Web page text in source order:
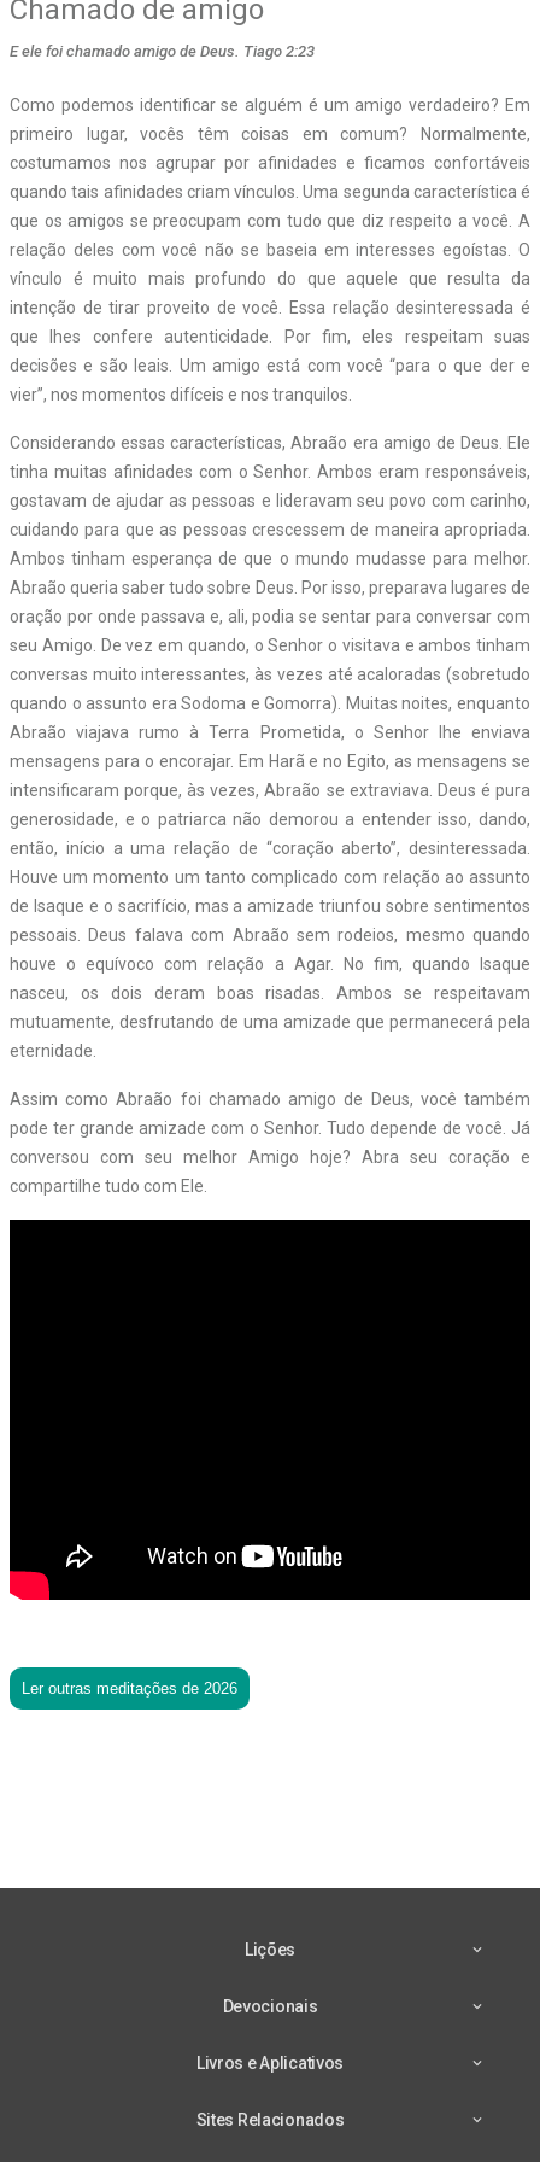
Chamado de amigo
E ele foi chamado amigo de Deus. Tiago 2:23
Como podemos identificar se alguém é um amigo verdadeiro? Em
primeiro lugar, vocês têm coisas em comum? Normalmente,
costumamos nos agrupar por afinidades e ficamos confortáveis
quando tais afinidades criam vínculos. Uma segunda característica é
que os amigos se preocupam com tudo que diz respeito a você. A
relação deles com você não se baseia em interesses egoístas. O
vínculo é muito mais profundo do que aquele que resulta da
intenção de tirar proveito de você. Essa relação desinteressada é
que lhes confere autenticidade. Por fim, eles respeitam suas
decisões e são leais. Um amigo está com você “para o que der e
vier”, nos momentos difíceis e nos tranquilos.
Considerando essas características, Abraão era amigo de Deus. Ele
tinha muitas afinidades com o Senhor. Ambos eram responsáveis,
gostavam de ajudar as pessoas e lideravam seu povo com carinho,
cuidando para que as pessoas crescessem de maneira apropriada.
Ambos tinham esperança de que o mundo mudasse para melhor.
Abraão queria saber tudo sobre Deus. Por isso, preparava lugares de
oração por onde passava e, ali, podia se sentar para conversar com
seu Amigo. De vez em quando, o Senhor o visitava e ambos tinham
conversas muito interessantes, às vezes até acaloradas (sobretudo
quando o assunto era Sodoma e Gomorra). Muitas noites, enquanto
Abraão viajava rumo à Terra Prometida, o Senhor lhe enviava
mensagens para o encorajar. Em Harã e no Egito, as mensagens se
intensificaram porque, às vezes, Abraão se extraviava. Deus é pura
generosidade, e o patriarca não demorou a entender isso, dando,
então, início a uma relação de “coração aberto”, desinteressada.
Houve um momento um tanto complicado com relação ao assunto
de Isaque e o sacrifício, mas a amizade triunfou sobre sentimentos
pessoais. Deus falava com Abraão sem rodeios, mesmo quando
houve o equívoco com relação a Agar. No fim, quando Isaque
nasceu, os dois deram boas risadas. Ambos se respeitavam
mutuamente, desfrutando de uma amizade que permanecerá pela
eternidade.
Assim como Abraão foi chamado amigo de Deus, você também
pode ter grande amizade com o Senhor. Tudo depende de você. Já
conversou com seu melhor Amigo hoje? Abra seu coração e
compartilhe tudo com Ele.
Ler outras meditações de 2026
Lições
Devocionais
Livros e Aplicativos
Sites Relacionados